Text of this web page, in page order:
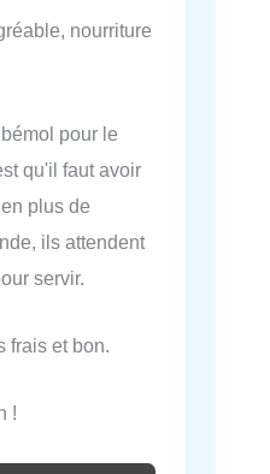
nourriture
pour le
qu'il faut avoir
plus de
ils attendent
servir.
frais et bon.
!